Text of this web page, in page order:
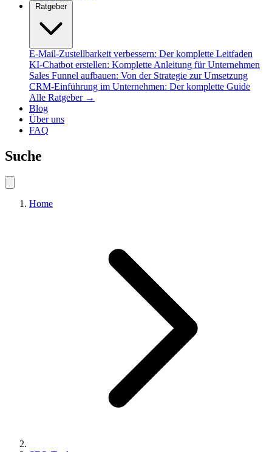
Ratgeber
E-Mail-Zustellbarkeit verbessern: Der komplette Leitfaden
KI-Chatbot erstellen: Komplette Anleitung für Unternehmen
Sales Funnel aufbauen: Von der Strategie zur Umsetzung
CRM-Einführung im Unternehmen: Der komplette Guide
Alle Ratgeber →
Blog
Über uns
FAQ
Suche
Home